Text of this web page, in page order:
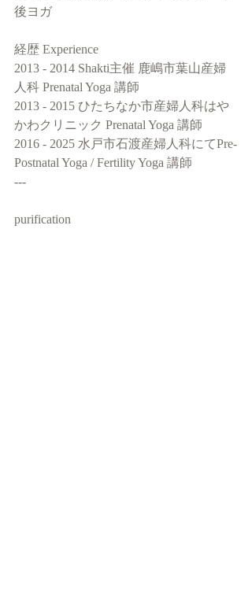
後ヨガ
経歴 Experience
2013 - 2014 Shakti主催 鹿嶋市葉山産婦
人科 Prenatal Yoga 講師
2013 - 2015 ひたちなか市産婦人科はや
かわクリニック Prenatal Yoga 講師
2016 - 2025 水戸市石渡産婦人科にてPre-
Postnatal Yoga / Fertility Yoga 講師
---
purification